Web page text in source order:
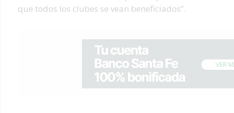
que todos los clubes se vean beneficiados”.